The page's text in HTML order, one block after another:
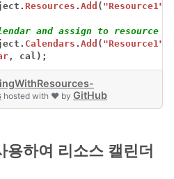
Resources .Add ( "Resource1"
and assign to resource
Calendars .Add ( "Resource1"
, cal);
hosted with ❤ by GitHub
하여 리소스 캘린더